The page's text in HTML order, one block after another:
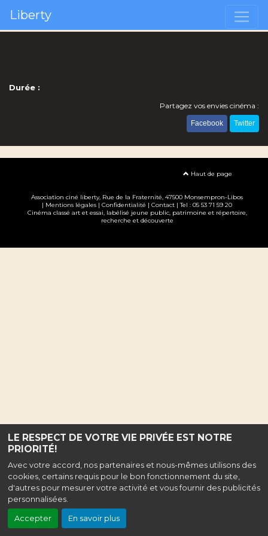
LE RESPECT DE VOTRE VIE PRIVÉE EST NOTRE
PRIORITÉ!
Avec votre accord, nos partenaires et nous-mêmes utilisons des
cookies, certains requis pour le bon fonctionnement du site,
d'autres pour mesurer votre activité et vous fournir des publicités
personnalisées.
Accepter En savoir plus
Liberty
Durée :
Partagez vos envies cinéma :
Facebook Twitter
Haut de page
Association ciné liberty, Rue de la Fraternité, 47500 Monsempron-Libos
| Mentions légales | Confidentialité | Contact | Tel : 05 53 71 59 20
Cinéma classé art et essai, labélisé jeune public, patrimoine et répertoire,
recherche et découverte